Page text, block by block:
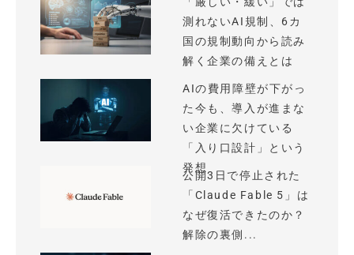
測れないAI規制、6カ
国の規制動向から読み
解く企業の備えとは
AIの費用障壁が下がっ
た今も、導入が進まな
い企業に欠けている
「入り口設計」という
発想
公開3日で停止された
「Claude Fable 5」は
なぜ復活できたのか？
解除の裏側...